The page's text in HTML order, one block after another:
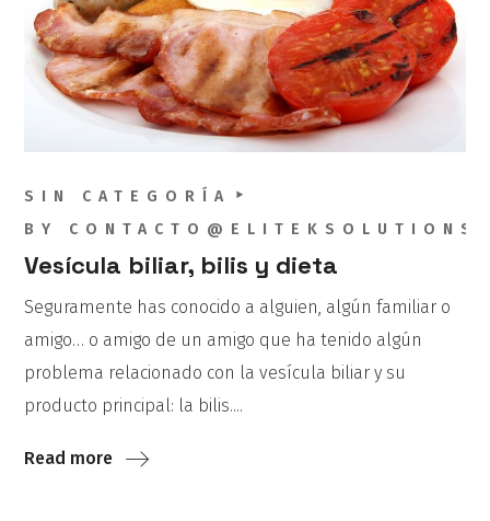
SIN CATEGORÍA
BY
Vesícula biliar, bilis y dieta
Seguramente has conocido a alguien, algún familiar o
amigo… o amigo de un amigo que ha tenido algún
problema relacionado con la vesícula biliar y su
producto principal: la bilis....
Read more